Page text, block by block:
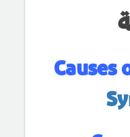
Causes